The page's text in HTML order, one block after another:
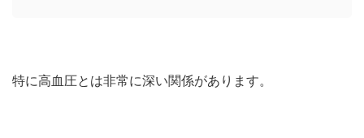
特に高血圧とは非常に深い関係があります。